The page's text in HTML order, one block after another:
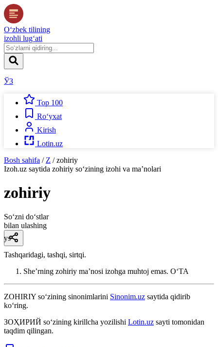
O‘zbek tilining
izohli lug‘ati
ЎЗ
Top 100
Ro‘yxat
Kirish
Lotin.uz
Bosh sahifa / Z / zohiriy
Izoh.uz saytida zohiriy so‘zining izohi va ma’nolari
zohiriy
So‘zni do‘stlar
bilan ulashing
ys
Tashqaridagi, tashqi, sirtqi.
Sheʼrning zohiriy maʼnosi izohga muhtoj emas. OʻTA
ZOHIRIY so‘zining sinonimlarini Sinonim.uz saytida qidirib
ko‘ring.
ЗОҲИРИЙ so‘zining kirillcha yozilishi Lotin.uz sayti tomonidan
taqdim qilingan.